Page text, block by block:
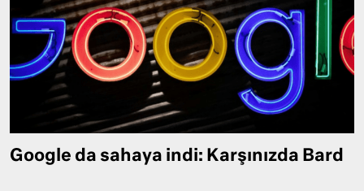
Google da sahaya indi: Karşınızda Bard